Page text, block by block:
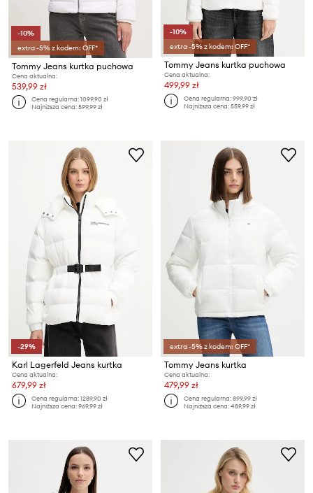
-10%
extra -5% z kodem: OFF*
Tommy Jeans kurtka puchowa
Cena aktualna:
539,99 zł
Cena regularna:1099,90 zł
Najniższa cena:599,99 zł
-10%
extra -5% z kodem: OFF*
Tommy Jeans kurtka puchowa
Cena aktualna:
499,99 zł
Cena regularna:999,90 zł
Najniższa cena:559,99 zł
-29%
Karl Lagerfeld Jeans kurtka
Cena aktualna:
679,99 zł
Cena regularna:1289,90 zł
Najniższa cena:969,99 zł
extra -5% z kodem: OFF*
Tommy Jeans kurtka
Cena aktualna:
479,99 zł
Cena regularna:899,99 zł
Najniższa cena:489,99 zł